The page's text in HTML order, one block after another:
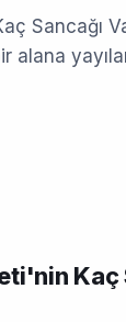
Sancağı
Kaç